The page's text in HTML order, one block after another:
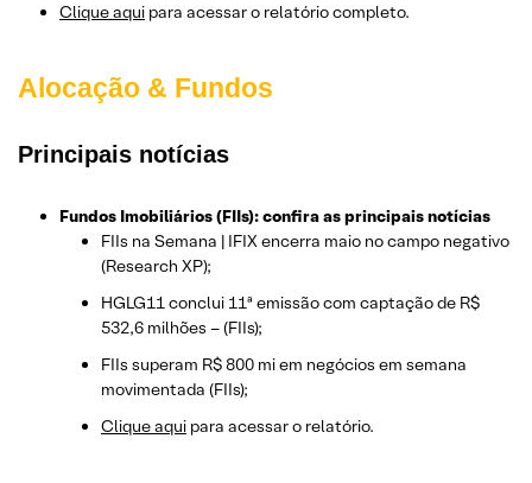
Clique aqui para acessar o relatório completo.
Alocação & Fundos
Principais notícias
Fundos Imobiliários (FIIs): confira as principais notícias
FIIs na Semana | IFIX encerra maio no campo negativo
(Research XP);
HGLG11 conclui 11ª emissão com captação de R$
532,6 milhões – (FIIs);
FIIs superam R$ 800 mi em negócios em semana
movimentada (FIIs);
Clique aqui para acessar o relatório.